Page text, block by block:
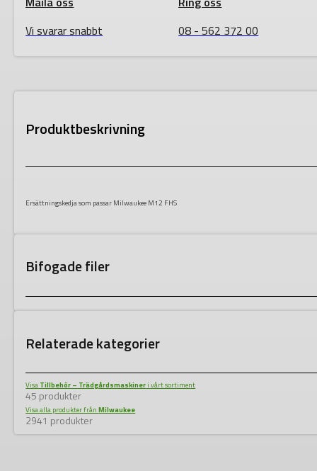
Vi svarar snabbt
08 - 562 372 00
Produktbeskrivning
Ersättningskedja som passar Milwaukee M12 FHS
Bifogade filer
Relaterade kategorier
Visa Tillbehör – Trädgårdsmaskiner i vårt sortiment
45 produkter
Visa alla produkter frånMilwaukee
2941 produkter